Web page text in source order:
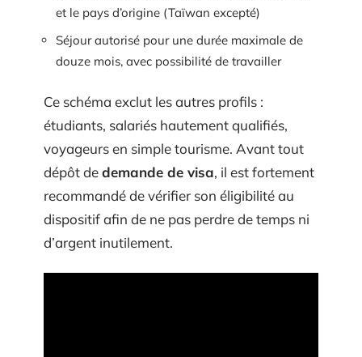
et le pays d’origine (Taïwan excepté)
Séjour autorisé pour une durée maximale de
douze mois, avec possibilité de travailler
Ce schéma exclut les autres profils :
étudiants, salariés hautement qualifiés,
voyageurs en simple tourisme. Avant tout
dépôt dedemande de visa, il est fortement
recommandé de vérifier son éligibilité au
dispositif afin de ne pas perdre de temps ni
d’argent inutilement.